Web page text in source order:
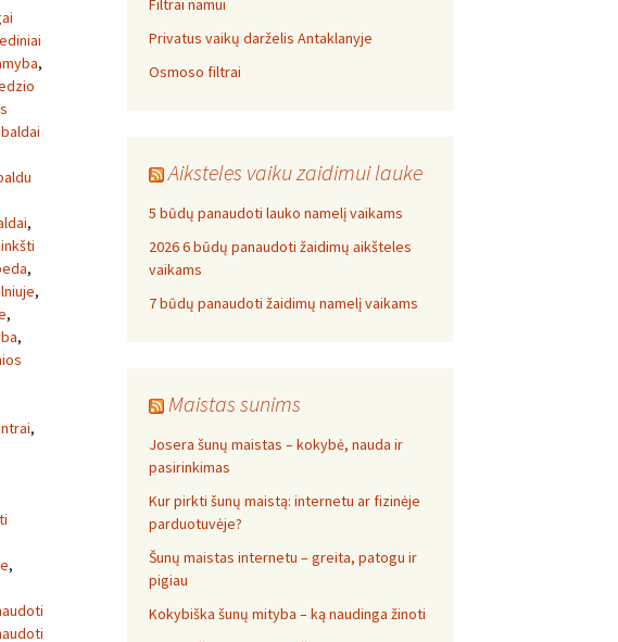
,
,
,
,
,
,
,
,
Filtrai namui
Privatus vaikų darželis Antaklanyje
Osmoso filtrai
Aiksteles vaiku zaidimui lauke
5 būdų panaudoti lauko namelį vaikams
2026 6 būdų panaudoti žaidimų aikšteles
vaikams
7 būdų panaudoti žaidimų namelį vaikams
Maistas sunims
Josera šunų maistas – kokybė, nauda ir
pasirinkimas
Kur pirkti šunų maistą: internetu ar fizinėje
parduotuvėje?
Šunų maistas internetu – greita, patogu ir
pigiau
Kokybiška šunų mityba – ką naudinga žinoti